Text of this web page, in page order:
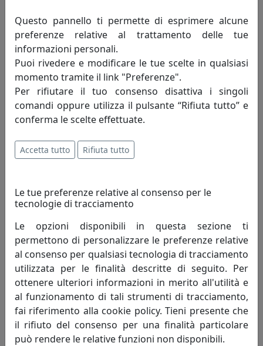
ALZATA PICCOLA DECOR, COLLEZIONE VESTA HOME,
COLORE ETHNIC, CODICE 04224-D49
Vesta Home
21,00 €
ALZATA PICCOLA DECOR, COLLEZIONE VESTA HOME,
COLORE FOULARD, CODICE 04224-D47
Vesta Home
21,00 € 19,74 €
6%
Questo pannello ti permette di esprimere alcune
preferenze relative al trattamento delle tue
informazioni personali.
Puoi rivedere e modificare le tue scelte in qualsiasi
momento tramite il link "Preferenze".
Per rifiutare il tuo consenso disattiva i singoli
comandi oppure utilizza il pulsante “Rifiuta tutto” e
conferma le scelte effettuate.
Accetta tutto Rifiuta tutto
Le tue preferenze relative al consenso per le
tecnologie di tracciamento
Le opzioni disponibili in questa sezione ti
permettono di personalizzare le preferenze relative
al consenso per qualsiasi tecnologia di tracciamento
utilizzata per le finalità descritte di seguito. Per
ottenere ulteriori informazioni in merito all'utilità e
al funzionamento di tali strumenti di tracciamento,
fai riferimento alla cookie policy. Tieni presente che
il rifiuto del consenso per una finalità particolare
può rendere le relative funzioni non disponibili.